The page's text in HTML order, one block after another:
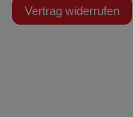
Vertrag widerrufen